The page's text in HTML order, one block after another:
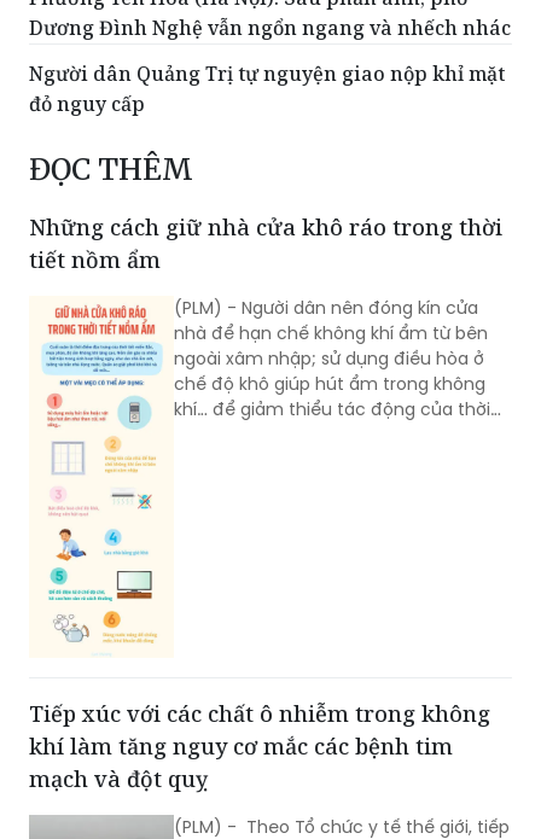
Dương Đình Nghệ vẫn ngổn ngang và nhếch nhác
Người dân Quảng Trị tự nguyện giao nộp khỉ mặt
đỏ nguy cấp
ĐỌC THÊM
Những cách giữ nhà cửa khô ráo trong thời
tiết nồm ẩm
(PLM) - Người dân nên đóng kín cửa
nhà để hạn chế không khí ẩm từ bên
ngoài xâm nhập; sử dụng điều hòa ở
chế độ khô giúp hút ẩm trong không
khí… để giảm thiểu tác động của thời
Tiếp xúc với các chất ô nhiễm trong không
khí làm tăng nguy cơ mắc các bệnh tim
mạch và đột quỵ
(PLM) - Theo Tổ chức y tế thế giới, tiếp